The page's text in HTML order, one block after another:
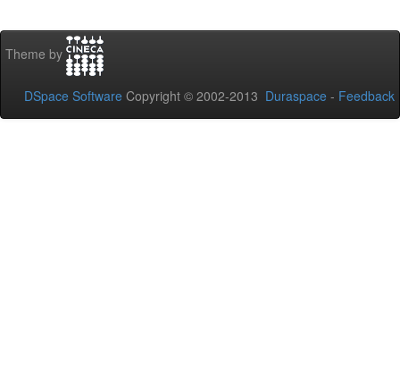
Theme by
DSpace Software Copyright © 2002-2013 Duraspace - Feedback